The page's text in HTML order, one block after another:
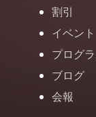
割引
イベント
プログ
ブログ
会報